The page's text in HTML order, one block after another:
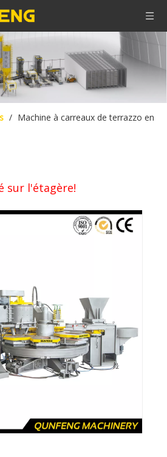
/ Machine à carreaux de terrazzo en
sur l'étagère!